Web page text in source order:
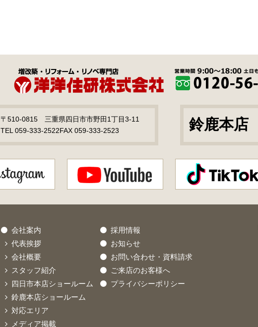
〒510-0815 三重県四日市市野田1丁目3-11
TEL 059-333-2522FAX 059-333-2523 鈴鹿本店
会社案内
代表挨拶
会社概要
スタッフ紹介
四日市本店ショールーム
鈴鹿本店ショールーム
対応エリア
メディア掲載
採用情報
お知らせ
お問い合わせ・資料請求
ご来店のお客様へ
プライバシーポリシー